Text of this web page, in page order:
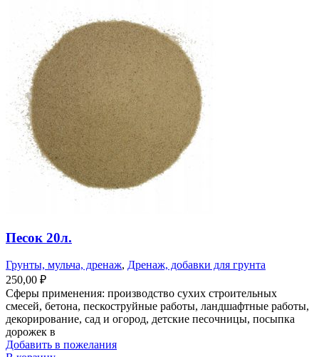
Песок 20л.
Грунты, мульча, дренаж, Дренаж, добавки для грунта
250,00 ₽
Сферы применения: производство сухих строительных
смесей, бетона, пескоструйные работы, ландшафтные работы,
декорирование, сад и огород, детские песочницы, посыпка
дорожек в
Добавить в пожелания